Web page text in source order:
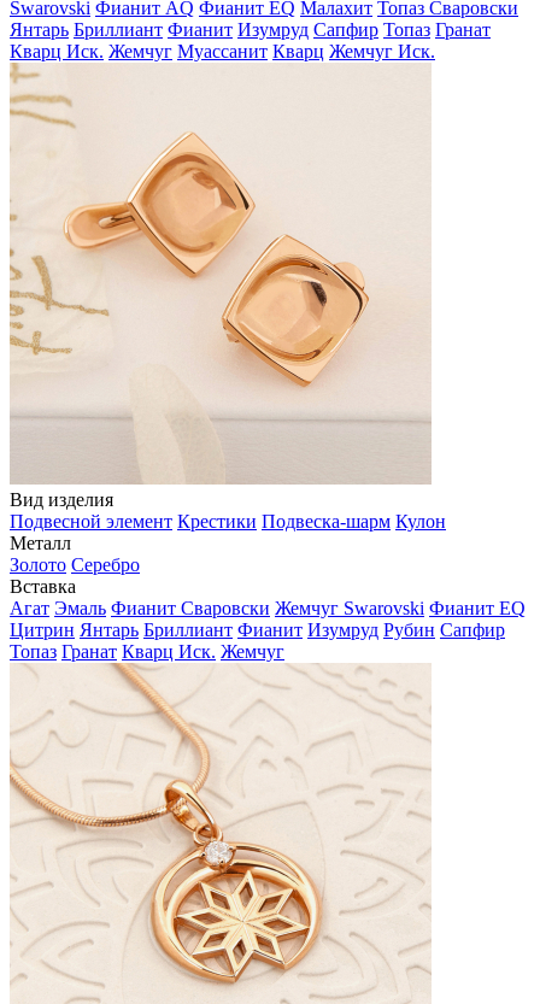
Swarovski Фианит AQ Фианит EQ Малахит Топаз Сваровски
Янтарь Бриллиант Фианит Изумруд Сапфир Топаз Гранат
Кварц Иск. Жемчуг Муассанит Кварц Жемчуг Иск.
Вид изделия
Подвесной элемент Крестики Подвеска-шарм Кулон
Металл
Золото Серебро
Вставка
Агат Эмаль Фианит Сваровски Жемчуг Swarovski Фианит EQ
Цитрин Янтарь Бриллиант Фианит Изумруд Рубин Сапфир
Топаз Гранат Кварц Иск. Жемчуг